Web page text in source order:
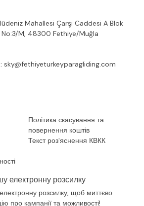
Mahallesi Çarşı Caddesi A Blok
No:3/M, 48300 Fethiye/Muğla
sky@fethiyeturkeyparagliding.com
Політика скасування та
повернення коштів
Текст роз'яснення КВКК
електронну розсилку
розсилку, щоб миттєво
про кампанії та можливості!